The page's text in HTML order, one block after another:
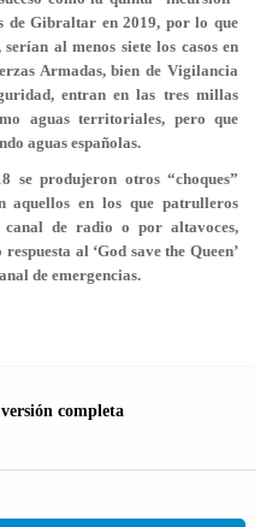
de Gibraltar en 2019, por lo que
al menos siete los casos en
Armadas, bien de Vigilancia
entran en las tres millas
aguas territoriales, pero que
aguas españolas.
se produjeron otros “choques”
aquellos en los que patrulleros
de radio o por altavoces,
al ‘God save the Queen’
de emergencias.
completa